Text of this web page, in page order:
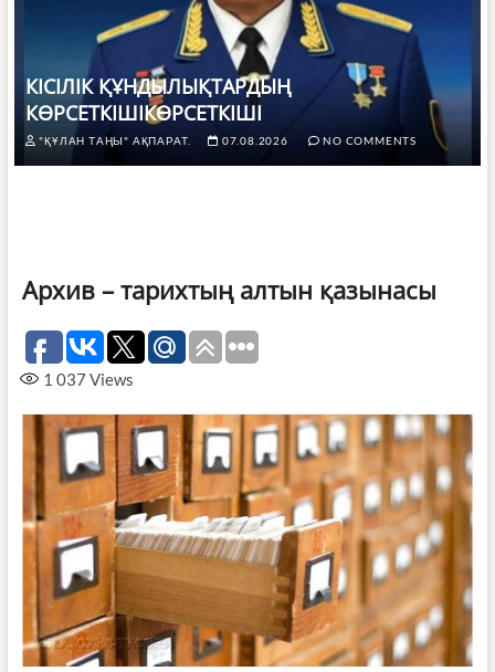
КІСІЛІК ҚҰНДЫЛЫҚТАРДЫҢ
КӨРСЕТКІШІКӨРСЕТКІШІ
"ҚҰЛАН ТАҢЫ" АҚПАРАТ. 07.08.2026 NO COMMENTS
Архив – тарихтың алтын қазынасы
1 037 Views